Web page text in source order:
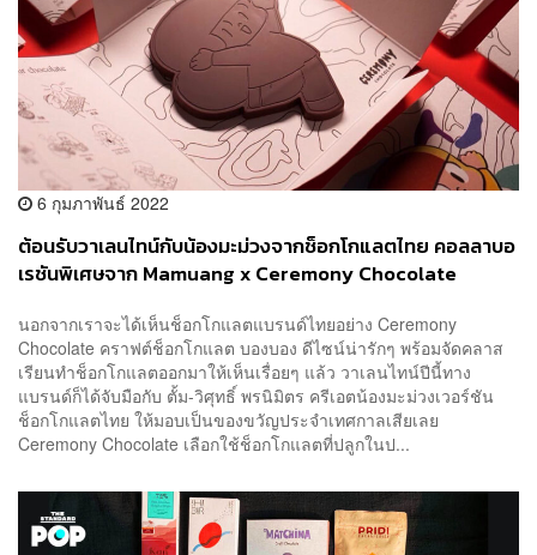
6 กุมภาพันธ์ 2022
ต้อนรับวาเลนไทน์กับน้องมะม่วงจากช็อกโกแลตไทย คอลลาบอ
เรชันพิเศษจาก Mamuang x Ceremony Chocolate
นอกจากเราจะได้เห็นช็อกโกแลตแบรนด์ไทยอย่าง Ceremony
Chocolate คราฟต์ช็อกโกแลต บองบอง ดีไซน์น่ารักๆ พร้อมจัดคลาส
เรียนทำช็อกโกแลตออกมาให้เห็นเรื่อยๆ แล้ว วาเลนไทน์ปีนี้ทาง
แบรนด์ก็ได้จับมือกับ ตั้ม-วิศุทธิ์ พรนิมิตร ครีเอตน้องมะม่วงเวอร์ชัน
ช็อกโกแลตไทย ให้มอบเป็นของขวัญประจำเทศกาลเสียเลย
Ceremony Chocolate เลือกใช้ช็อกโกแลตที่ปลูกในป...